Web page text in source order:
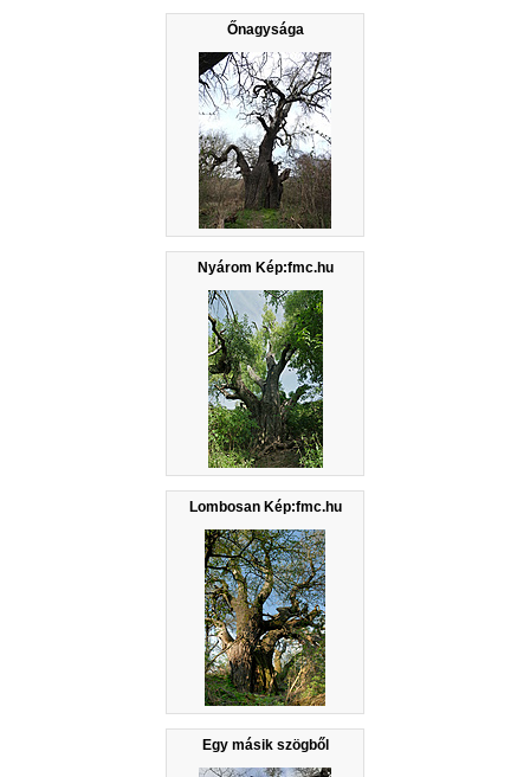
Őnagysága
Nyárom Kép:fmc.hu
Lombosan Kép:fmc.hu
Egy másik szögből